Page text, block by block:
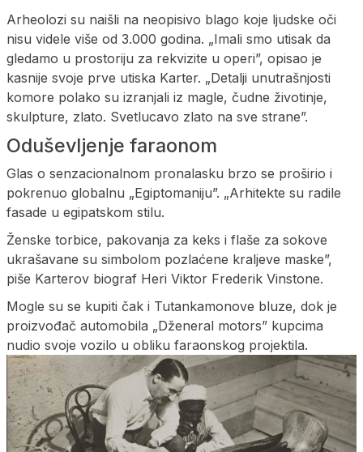
Arheolozi su naišli na neopisivo blago koje ljudske oči
nisu videle više od 3.000 godina. „Imali smo utisak da
gledamo u prostoriju za rekvizite u operi”, opisao je
kasnije svoje prve utiska Karter. „Detalji unutrašnjosti
komore polako su izranjali iz magle, čudne životinje,
skulpture, zlato. Svetlucavo zlato na sve strane”.
Oduševljenje faraonom
Glas o senzacionalnom pronalasku brzo se proširio i
pokrenuo globalnu „Egiptomaniju”. „Arhitekte su radile
fasade u egipatskom stilu.
Ženske torbice, pakovanja za keks i flaše za sokove
ukrašavane su simbolom pozlaćene kraljeve maske”,
piše Karterov biograf Heri Viktor Frederik Vinstone.
Mogle su se kupiti čak i Tutankamonove bluze, dok je
proizvođač automobila „Dženeral motors” kupcima
nudio svoje vozilo u obliku faraonskog projektila.